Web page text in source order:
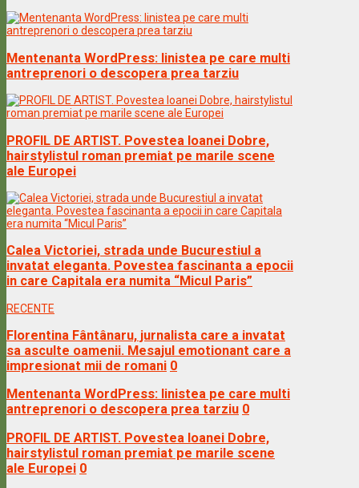
Mentenanta WordPress: linistea pe care multi
antreprenori o descopera prea tarziu
PROFIL DE ARTIST. Povestea Ioanei Dobre,
hairstylistul roman premiat pe marile scene
ale Europei
Calea Victoriei, strada unde Bucurestiul a
invatat eleganta. Povestea fascinanta a epocii
in care Capitala era numita “Micul Paris”
RECENTE
Florentina Fântânaru, jurnalista care a invatat
sa asculte oamenii. Mesajul emotionant care a
impresionat mii de romani 0
Mentenanta WordPress: linistea pe care multi
antreprenori o descopera prea tarziu 0
PROFIL DE ARTIST. Povestea Ioanei Dobre,
hairstylistul roman premiat pe marile scene
ale Europei 0